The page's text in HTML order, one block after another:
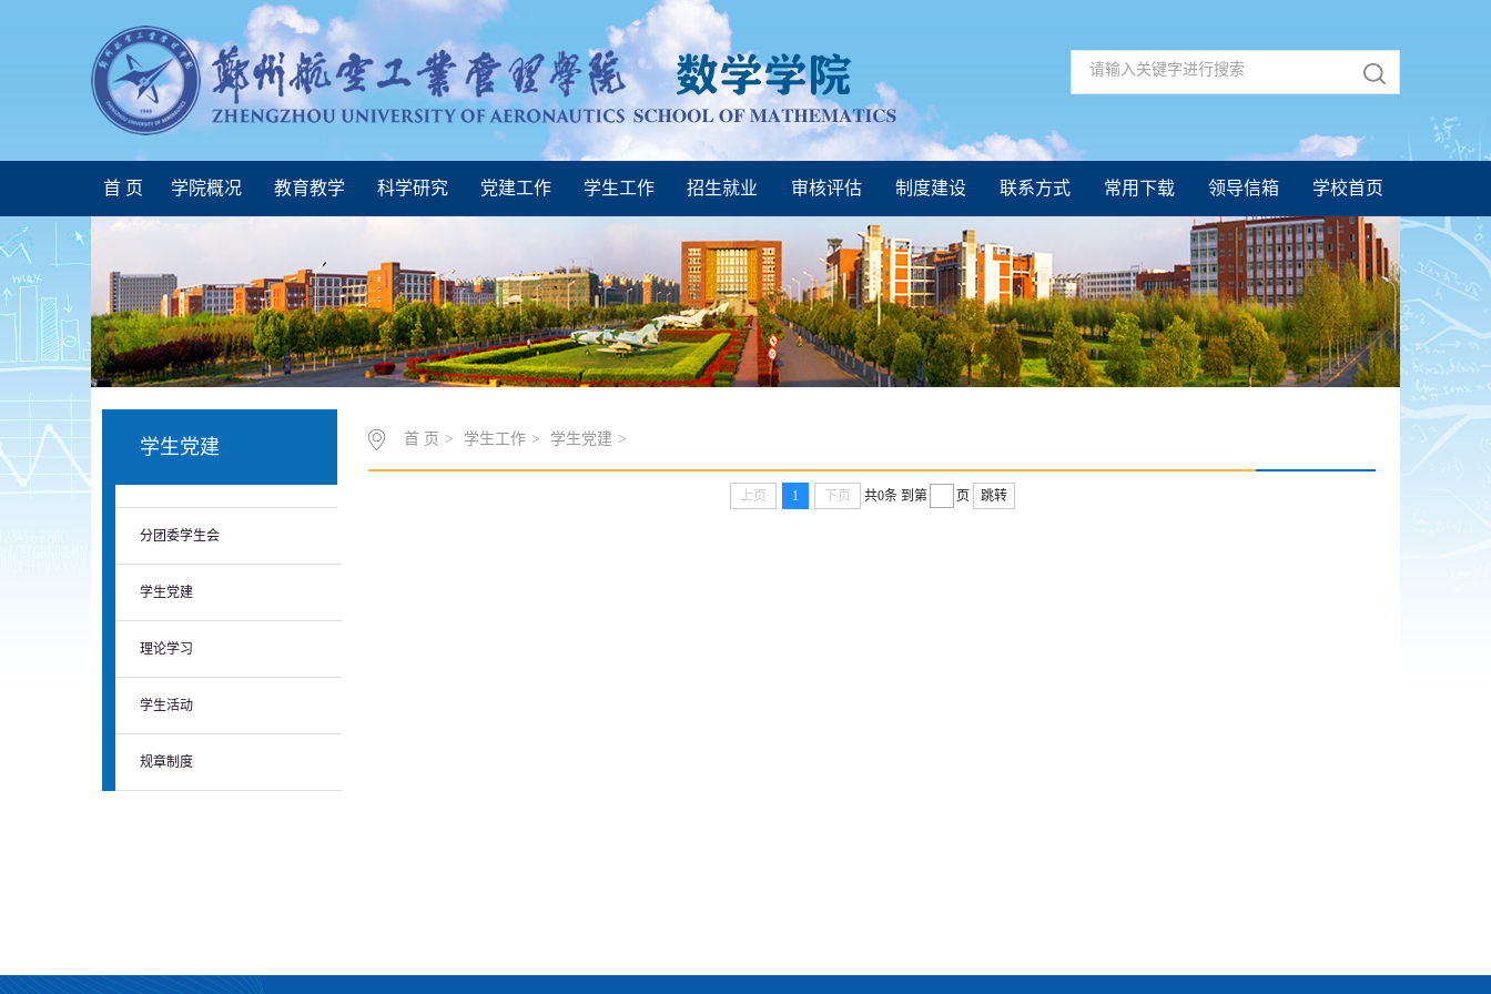
首 页 学院概况 教育教学 科学研究 党建工作 学生工作 招生就业 审核评估 制度建设 联系方式 常用下载 领导信箱 学校首页
学生党建
分团委学生会
学生党建
理论学习
学生活动
规章制度
首 页 > 学生工作 > 学生党建 >
上页 1 下页 共0条 到第 页 跳转